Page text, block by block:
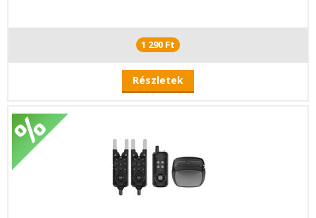
1 290 Ft
Részletek